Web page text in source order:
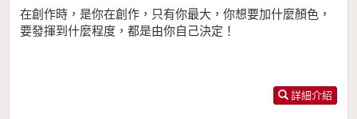
在創作時，是你在創作，只有你最大，你想要加什麼顏色，
要發揮到什麼程度，都是由你自己決定！
詳細介紹